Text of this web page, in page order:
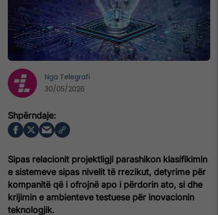
Sipas relacionit projektligji parashikon klasifikimin
e sistemeve sipas nivelit të rrezikut, detyrime për
kompanitë që i ofrojnë apo i përdorin ato, si dhe
krijimin e ambienteve testuese për inovacionin
teknologjik.
Nga Telegrafi
30/05/2026